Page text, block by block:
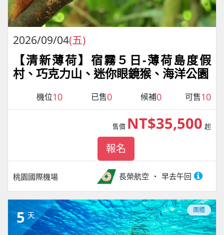
2026/09/04(五)
【清新薄荷】宿霧５日-薄荷島度假
村、巧克力山、迷你眼鏡猴、海洋公園
機位10 已售0 候補0 可售10
桃園國際機場 長榮航空 早去午回
售價 NT$35,500 起
報名
5 天
團體